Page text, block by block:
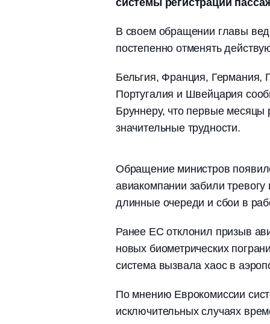
системы регистрации
В своем обращении главы
постепенно отменять
Бельгия, Франция, Германия,
Португалия и Швейцария
Бруннеру, что первые
значительные трудности.
Обращение министров
авиакомпании забили
длинные очереди и сбои в
Ранее ЕС отклонил призыв
новых биометрических
система вызвала хаос в
По мнению Еврокомиссии
исключительных случаях